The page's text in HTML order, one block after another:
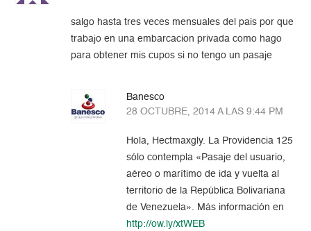
salgo hasta tres veces mensuales del pais por que
trabajo en una embarcacion privada como hago
para obtener mis cupos si no tengo un pasaje
Banesco
28 OCTUBRE, 2014 A LAS 9:44 PM
Hola, Hectmaxgly. La Providencia 125
sólo contempla «Pasaje del usuario,
aéreo o marítimo de ida y vuelta al
territorio de la República Bolivariana
de Venezuela». Más información en
http://ow.ly/xtWEB